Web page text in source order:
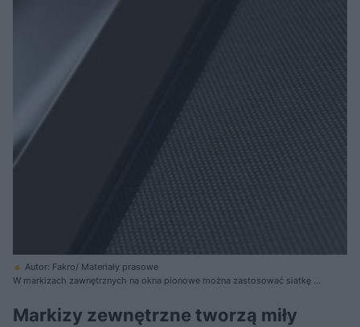
Autor: Fakro/ Materiały prasowe
W markizach zawnętrznych na okna pionowe można zastosować siatkę o
Markizy zewnętrzne tworzą miły